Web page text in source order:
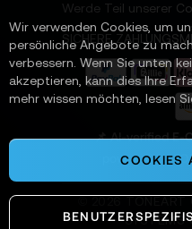
e
n
Werde Teil unserer
SICHERE
📌 AI-verified E-
powered by
SYSTEMS
Wir verwenden Cookies, um
persönliche Angebote zu
verbessern. Wenn Sie unten
akzeptieren, kann dies Ihre
mehr wissen möchten, lesen
COOKIES